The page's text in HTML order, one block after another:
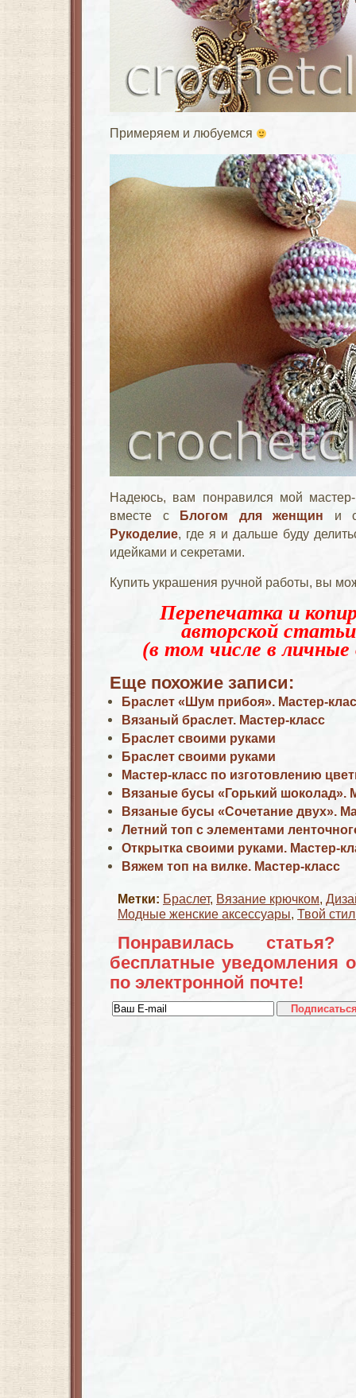
Примеряем и любуемся
Надеюсь, вам понравился мой
вместе с Блогом для женщин и
Рукоделие, где я и дальше буду
идейками и секретами.
Купить украшения ручной работы, вы
Перепечатка и
авторской
(в том числе в личные
Еще похожие записи:
Браслет «Шум прибоя». Мастер-
Вязаный браслет. Мастер-класс
Браслет своими руками
Браслет своими руками
Мастер-класс по изготовлению
Вязаные бусы «Горький шоколад».
Вязаные бусы «Сочетание двух».
Летний топ с элементами
Открытка своими руками. Мастер-
Вяжем топ на вилке. Мастер-класс
Метки: Браслет, Вязание крючком,
Модные женские аксессуары, Твой
Понравилась
бесплатные уведомления
по электронной почте!